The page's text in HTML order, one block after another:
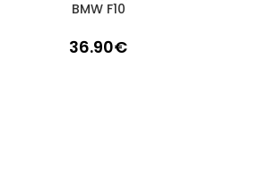
BMW F10
36.90€